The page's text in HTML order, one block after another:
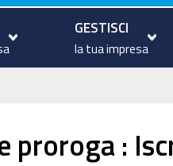
GESTISCI
la tua impresa
proroga :